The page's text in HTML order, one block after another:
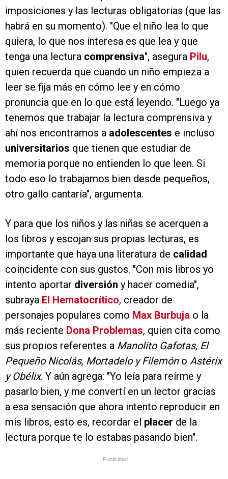
imposiciones y las lecturas obligatorias (que las
habrá en su momento). "Que el niño lea lo que
quiera, lo que nos interesa es que lea y que
tenga una lectura comprensiva", asegura Pilu,
quien recuerda que cuando un niño empieza a
leer se fija más en cómo lee y en cómo
pronuncia que en lo que está leyendo. "Luego ya
tenemos que trabajar la lectura comprensiva y
ahí nos encontramos a adolescentes e incluso
universitarios que tienen que estudiar de
memoria porque no entienden lo que leen. Si
todo eso lo trabajamos bien desde pequeños,
otro gallo cantaría", argumenta.
Y para que los niños y las niñas se acerquen a
los libros y escojan sus propias lecturas, es
importante que haya una literatura de calidad
coincidente con sus gustos. "Con mis libros yo
intento aportar diversión y hacer comedia",
subraya El Hematocrítico, creador de
personajes populares como Max Burbuja o la
más reciente Dona Problemas, quien cita como
sus propios referentes a Manolito Gafotas, El
Pequeño Nicolás, Mortadelo y Filemóno Astérix
y Obélix. Y aún agrega: "Yo leía para reírme y
pasarlo bien, y me convertí en un lector gracias
a esa sensación que ahora intento reproducir en
mis libros, esto es, recordar el placer de la
lectura porque te lo estabas pasando bien".
Publicidad